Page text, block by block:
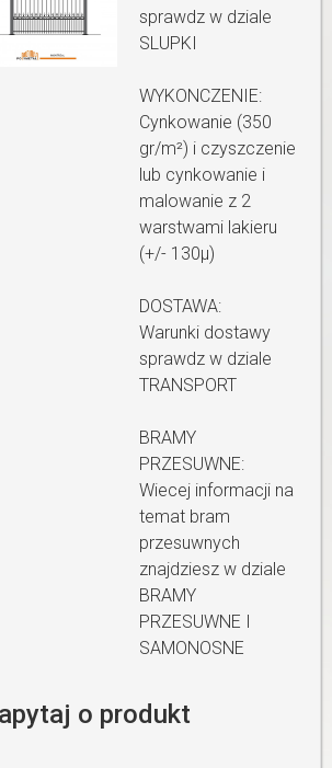
sprawdz w dziale
SLUPKI
WYKONCZENIE:
Cynkowanie (350
gr/m²) i czyszczenie
lub cynkowanie i
malowanie z 2
warstwami lakieru
(+/- 130µ)
DOSTAWA:
Warunki dostawy
sprawdz w dziale
TRANSPORT
BRAMY
PRZESUWNE:
Wiecej informacji na
temat bram
przesuwnych
znajdziesz w dziale
BRAMY
PRZESUWNE I
SAMONOSNE
o produkt